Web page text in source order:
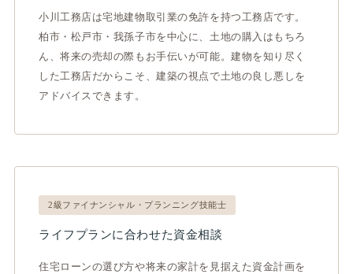
小川工務店は宅地建物取引業の免許を持つ工務店です。
柏市・松戸市・我孫子市を中心に、土地の購入はもちろ
ん、将来の売却の際もお手伝いが可能。建物を知り尽く
した工務店だからこそ、建築の視点で土地の良し悪しを
アドバイスできます。
2級ファイナンシャル・プランニング技能士
ライフプランに合わせた資金相談
住宅ローンの選び方や将来の家計を見据えた資金計画を